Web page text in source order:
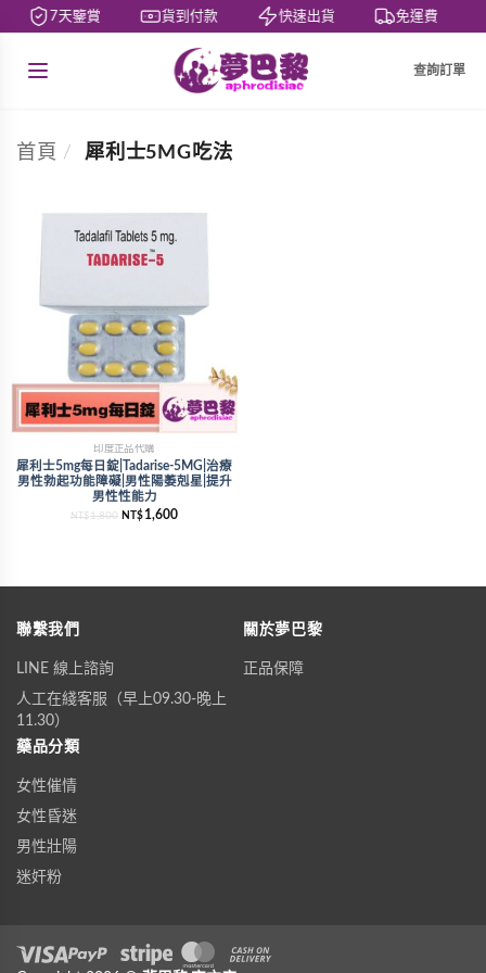
7天鑒賞 貨到付款 快速出貨 免運費
查詢訂單
首頁 / 犀利士5MG吃法
印度正品代購
犀利士5mg每日錠|Tadarise-5MG|治療
男性勃起功能障礙|男性陽萎剋星|提升
男性性能力
NT$1,800 NT$ 1,600
聯繫我們
LINE 線上諮詢
人工在綫客服（早上09.30-晚上
11.30）
關於夢巴黎
正品保障
藥品分類
女性催情
女性昏迷
男性壯陽
迷奸粉